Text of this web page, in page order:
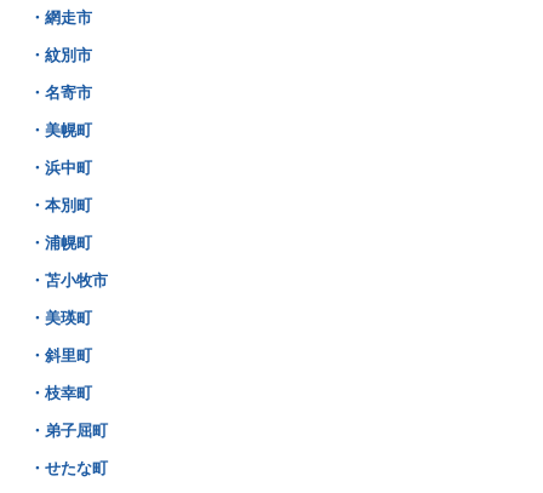
・網走市
・紋別市
・名寄市
・美幌町
・浜中町
・本別町
・浦幌町
・苫小牧市
・美瑛町
・斜里町
・枝幸町
・弟子屈町
・せたな町